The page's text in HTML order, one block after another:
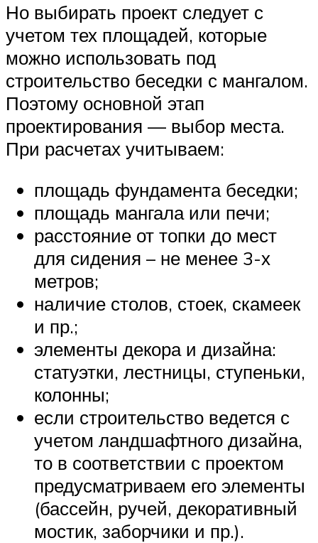
Но выбирать проект следует с
учетом тех площадей, которые
можно использовать под
строительство беседки с мангалом.
Поэтому основной этап
проектирования — выбор места.
При расчетах учитываем:
площадь фундамента беседки;
площадь мангала или печи;
расстояние от топки до мест
для сидения – не менее 3-х
метров;
наличие столов, стоек, скамеек
и пр.;
элементы декора и дизайна:
статуэтки, лестницы, ступеньки,
колонны;
если строительство ведется с
учетом ландшафтного дизайна,
то в соответствии с проектом
предусматриваем его элементы
(бассейн, ручей, декоративный
мостик, заборчики и пр.).